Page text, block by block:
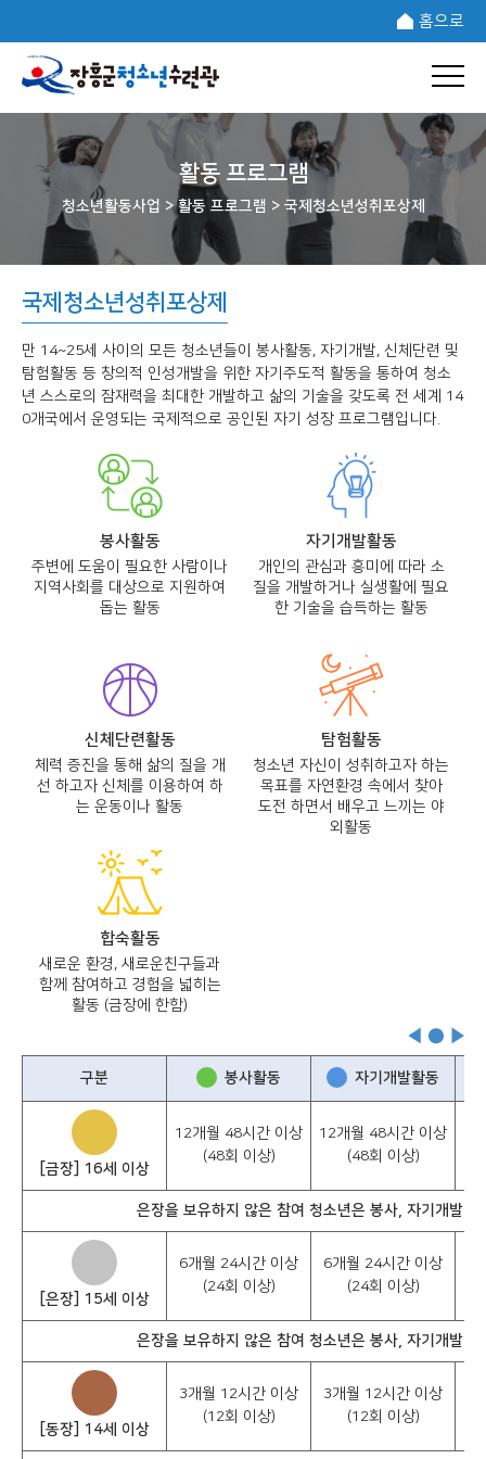
홈으로
활동 프로그램
청소년활동사업 >활동 프로그램 > 국제청소년성취포상제
국제청소년성취포상제
만 14~25세 사이의 모든 청소년들이 봉사활동, 자기개발, 신체단련 및
탐험활동 등 창의적 인성개발을 위한 자기주도적 활동을 통하여 청소
년 스스로의 잠재력을 최대한 개발하고 삶의 기술을 갖도록 전 세계 14
0개국에서 운영되는 국제적으로 공인된 자기 성장 프로그램입니다.
봉사활동
주변에 도움이 필요한 사람이나
지역사회를 대상으로 지원하여
돕는 활동
자기개발활동
개인의 관심과 흥미에 따라 소
질을 개발하거나 실생활에 필요
한 기술을 습득하는 활동
신체단련활동
체력 증진을 통해 삶의 질을 개
선 하고자 신체를 이용하여 하
는 운동이나 활동
탐험활동
청소년 자신이 성취하고자 하는
목표를 자연환경 속에서 찾아
도전 하면서 배우고 느끼는 야
외활동
합숙활동
새로운 환경, 새로운친구들과
함께 참여하고 경험을 넓히는
활동 (금장에 한함)
구분 봉사활동 자기개발활동
[금장] 16세 이상
12개월 48시간 이상
(48회 이상)
12개월 48시간 이상
(48회 이상)
은장을 보유하지 않은 참여 청소년은 봉사, 자기개발,
[은장] 15세 이상
6개월 24시간 이상
(24회 이상)
6개월 24시간 이상
(24회 이상)
은장을 보유하지 않은 참여 청소년은 봉사, 자기개발,
[동장] 14세 이상
3개월 12시간 이상
(12회 이상)
3개월 12시간 이상
(12회 이상)